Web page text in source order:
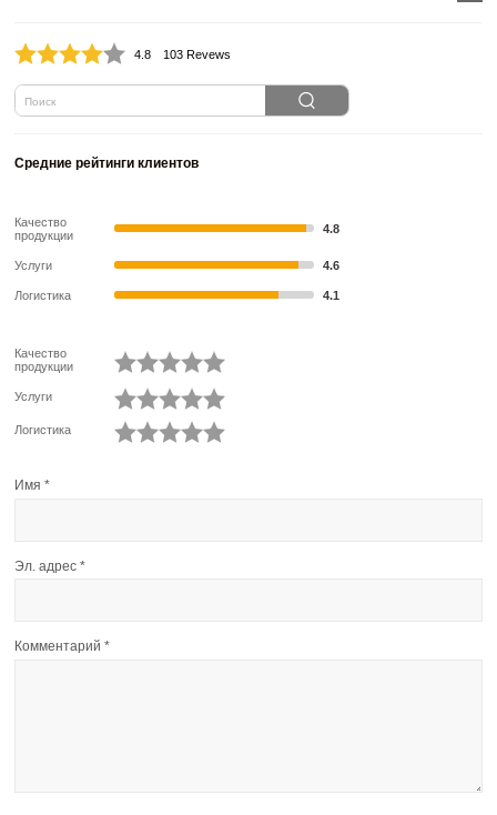
4.8 103 Revews
Средние рейтинги клиентов
Качество
продукции
4.8
Услуги 4.6
Логистика 4.1
Качество
продукции
Услуги
Логистика
Комментарий*
Имя*
Эл. адрес*